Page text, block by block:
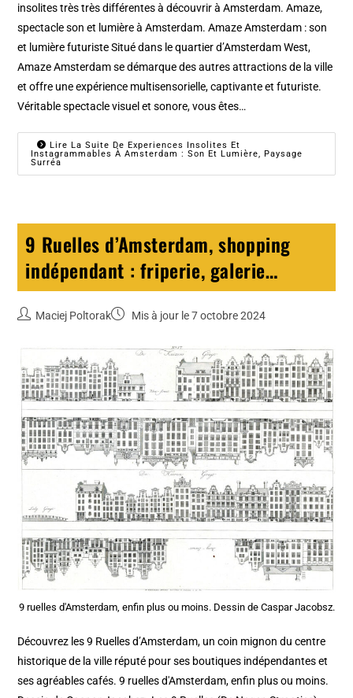
insolites très très différentes à découvrir à Amsterdam. Amaze,
spectacle son et lumière à Amsterdam. Amaze Amsterdam : son
et lumière futuriste Situé dans le quartier d’Amsterdam West,
Amaze Amsterdam se démarque des autres attractions de la ville
et offre une expérience multisensorielle, captivante et futuriste.
Véritable spectacle visuel et sonore, vous êtes…
Lire La Suite De Experiences Insolites Et
Instagrammables À Amsterdam : Son Et Lumière, Paysage
Surréa
9 Ruelles d’Amsterdam, shopping
indépendant : friperie, galerie…
Maciej Poltorak Mis à jour le 7 octobre 2024
9 ruelles d'Amsterdam, enfin plus ou moins. Dessin de Caspar Jacobsz.
Découvrez les 9 Ruelles d’Amsterdam, un coin mignon du centre
historique de la ville réputé pour ses boutiques indépendantes et
ses agréables cafés. 9 ruelles d'Amsterdam, enfin plus ou moins.